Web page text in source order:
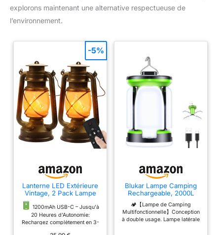
explorons maintenant une alternative respectueuse de
l’environnement.
Lanterne LED Extérieure
Vintage, 2 Pack Lampe
Rechargeable
1200mAh USB-C – Jusqu'à
20 Heures d'Autonomie:
Rechargez complètement en 3-
-5%
Blukar Lampe Camping
Rechargeable, 2000L
Lanterne Tente Camping
Accessoires
🏕【Lampe de Camping
Multifonctionnelle】Conception
à double usage. Lampe latérale